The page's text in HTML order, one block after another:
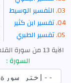
التفسير الوسيط
تفسير ابن كثير
تفسير الطبري
الآية 13 من سورة القلم - التفسير الوسيط .
السورة :